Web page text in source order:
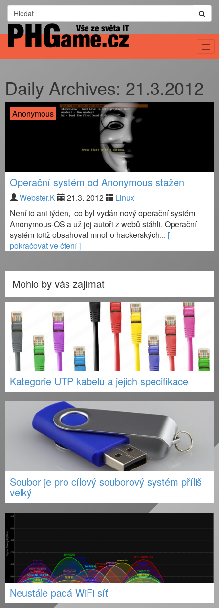
Daily Archives: 21.3.2012
Anonymous
Operační systém od Anonymous stažen
Webster.K 21.3. 2012
Linux
Není to ani týden, co byl vydán nový operační systém
Anonymous-OS a už jej autoři z webů stáhli. Operační
systém totiž obsahoval mnoho hackerských... [
pokračovat ve čtení ]
Mohlo by vás zajímat
Kategorie UTP kabelu a jejich specifikace
Soubor je pro cílový souborový systém příliš
velký
Neustále padá WiFi síť